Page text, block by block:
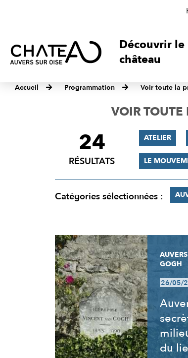
Découvrir le
château
Accueil Programmation Voir toute la
VOIR
FILTRER
RÉSULTATS
24
RÉSULTATS
ATELIER
LE
Catégories sélectionnées :
RÉSULTATS
GOGH
26/05/
du